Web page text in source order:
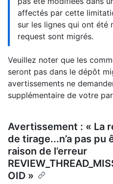
affectés par cette
sur les lignes qui ont été
request sont migrés.
Veuillez noter que les
seront pas dans le dépôt
avertissements ne
supplémentaire de votre
Avertissement : « La
de tirage...n’a pas pu
raison de l’erreur
OID »